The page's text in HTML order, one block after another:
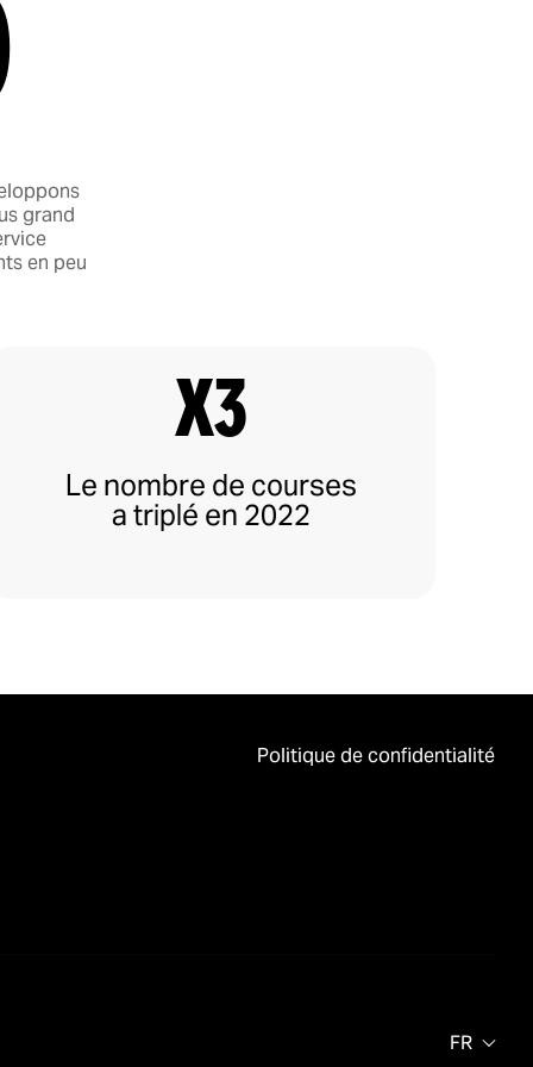
grand
en peu
x3
Le nombre de courses
a triplé en 2022
Politique de confidentialité
FR